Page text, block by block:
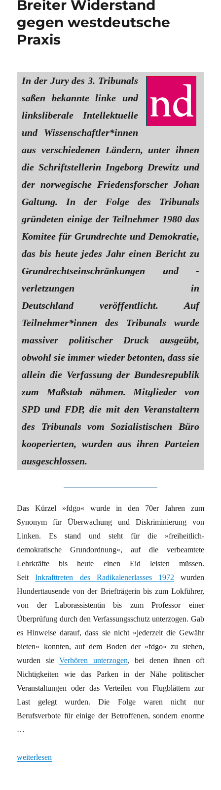
Breiter Widerstand
gegen westdeutsche
Praxis
In der Jury des 3. Tribunals
saßen bekannte linke und
linksliberale Intellektuelle
und Wissenschaftler*innen
aus verschiedenen Ländern, unter ihnen
die Schriftstellerin Ingeborg Drewitz und
der norwegische Friedensforscher Johan
Galtung. In der Folge des Tribunals
gründeten einige der Teilnehmer 1980 das
Komitee für Grundrechte und Demokratie,
das bis heute jedes Jahr einen Bericht zu
Grundrechtseinschränkungen und -
verletzungen in
Deutschland veröffentlicht. Auf
Teilnehmer*innen des Tribunals wurde
massiver politischer Druck ausgeübt,
obwohl sie immer wieder betonten, dass sie
allein die Verfassung der Bundesrepublik
zum Maßstab nähmen. Mitglieder von
SPD und FDP, die mit den Veranstaltern
des Tribunals vom Sozialistischen Büro
kooperierten, wurden aus ihren Parteien
ausgeschlossen.
Das Kürzel »fdgo« wurde in den 70er Jahren zum
Synonym für Überwachung und Diskriminierung von
Linken. Es stand und steht für die »freiheitlich-
demokratische Grundordnung«, auf die verbeamtete
Lehrkräfte bis heute einen Eid leisten müssen.
SeitInkrafttreten des Radikalenerlasses 1972 wurden
Hunderttausende von der Briefträgerin bis zum Lokführer,
von der Laborassistentin bis zum Professor einer
Überprüfung durch den Verfassungsschutz unterzogen. Gab
es Hinweise darauf, dass sie nicht »jederzeit die Gewähr
bieten« konnten, auf dem Boden der »fdgo« zu stehen,
wurden sieVerhören unterzogen, bei denen ihnen oft
Nichtigkeiten wie das Parken in der Nähe politischer
Veranstaltungen oder das Verteilen von Flugblättern zur
Last gelegt wurden. Die Folge waren nicht nur
Berufsverbote für einige der Betroffenen, sondern enorme
…
„Breiter Widerstand gegen westdeutsche Praxis“
weiterlesen